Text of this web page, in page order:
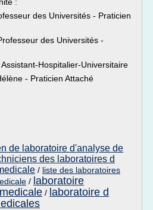
des Universités - Praticien
des Universités -
Hospitalier-Universitaire
- Praticien Attaché
de laboratoire d'analyse de
des laboratoires d
/ liste des laboratoires
/ laboratoire
/ laboratoire d